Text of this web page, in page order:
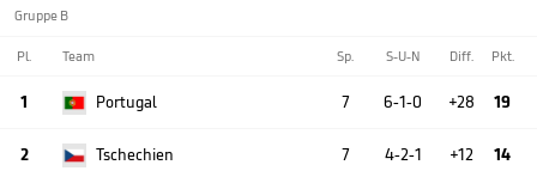
Gruppe B
Pl. Team Sp. S-U-N Diff. Pkt.
1 Portugal 7 6-1-0 +28 19
2 Tschechien 7 4-2-1 +12 14